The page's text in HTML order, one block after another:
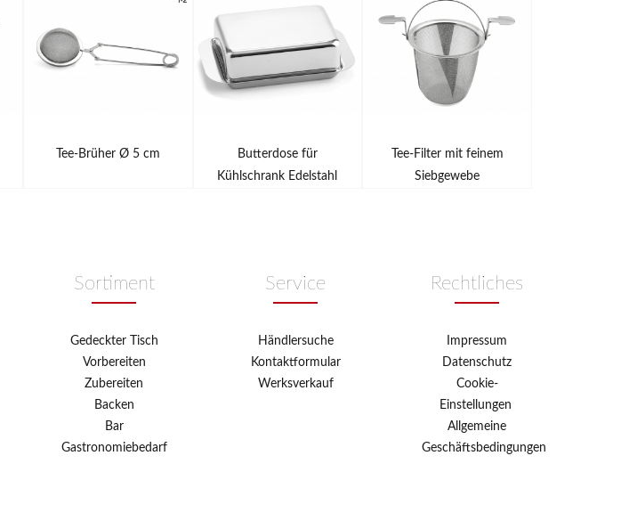
Tee-Brüher Ø 5 cm
Butterdose für
Kühlschrank Edelstahl
Tee-Filter mit feinem
Siebgewebe
Rechtliches
Impressum
Datenschutz
Cookie-
Einstellungen
Allgemeine
Geschäftsbedingungen
Sortiment
Gedeckter Tisch
Vorbereiten
Zubereiten
Backen
Bar
Gastronomiebedarf
Service
Händlersuche
Kontaktformular
Werksverkauf